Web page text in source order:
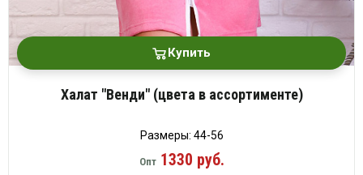
Купить
Халат "Венди" (цвета в ассортименте)
Размеры: 44-56
Опт1330 руб.